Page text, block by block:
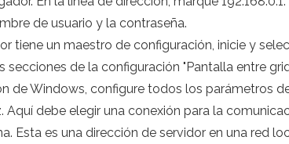
de usuario y la contraseña.
tiene un maestro de configuración, inicie y
secciones de la configuración "Pantalla entre
de Windows, configure todos los parámetros
Aquí debe elegir una conexión para la
Esta es una dirección de servidor en una red